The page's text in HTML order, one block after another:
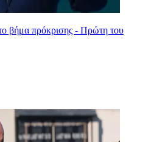
βήμα πρόκρισης - Πρώτη του